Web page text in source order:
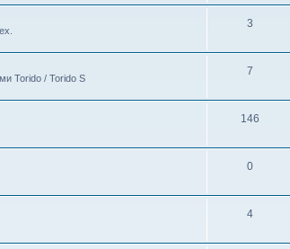
3
Torido / Torido S
7
146
0
4